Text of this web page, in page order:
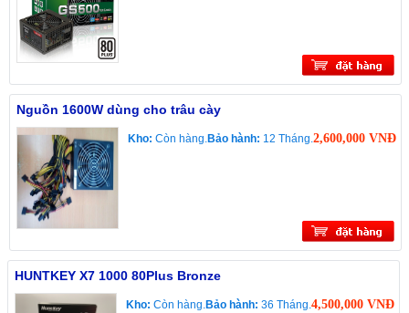
Nguồn 1600W dùng cho trâu cày
Kho: Còn hàng.Bảo hành: 12 Tháng.2,600,000 VNĐ
HUNTKEY X7 1000 80Plus Bronze
Kho: Còn hàng.Bảo hành: 36 Tháng.4,500,000 VNĐ